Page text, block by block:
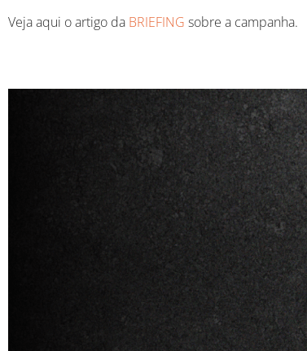
Veja aqui o artigo da BRIEFING sobre a campanha.